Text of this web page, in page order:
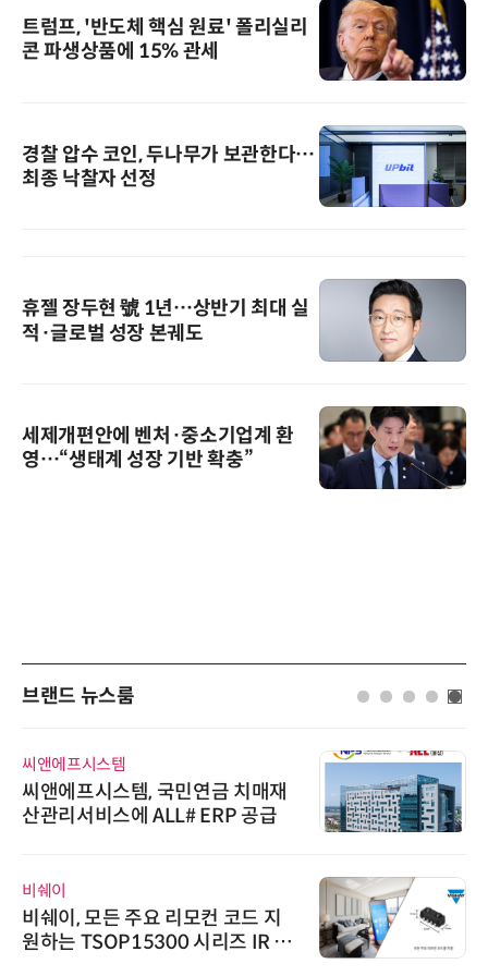
트럼프, '반도체 핵심 원료' 폴리실리
콘 파생상품에 15% 관세
경찰 압수 코인, 두나무가 보관한다…
최종 낙찰자 선정
휴젤 장두현 號 1년…상반기 최대 실
적·글로벌 성장 본궤도
세제개편안에 벤처·중소기업계 환
영…“생태계 성장 기반 확충”
브랜드 뉴스룸
씨앤에프시스템
씨앤에프시스템, 국민연금 치매재
산관리서비스에 ALL# ERP 공급
비쉐이
비쉐이, 모든 주요 리모컨 코드 지
원하는 TSOP15300 시리즈 IR 수